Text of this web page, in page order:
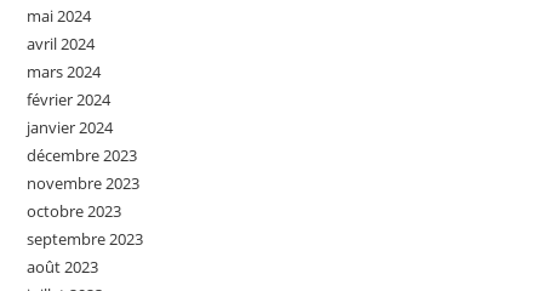
mai 2024
avril 2024
mars 2024
février 2024
janvier 2024
décembre 2023
novembre 2023
octobre 2023
septembre 2023
août 2023